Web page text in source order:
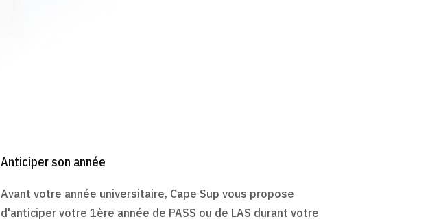
Anticiper son année
Avant votre année universitaire, Cape Sup vous propose
d'anticiper votre 1ère année de PASS ou de LAS durant votre